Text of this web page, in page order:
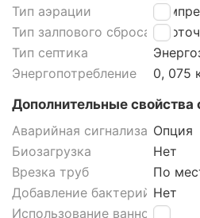
Тип аэрации
Тип залпового сброса
Тип септика
Энергопотребление
0, 075
Дополнительные свойства
Аварийная сигнализацияОпция
Биозагрузка
Нет
Врезка труб
По
Добавление бактерий Нет
Использование ваннойДа